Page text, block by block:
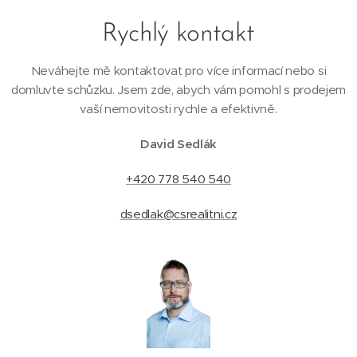
Rychlý kontakt
Neváhejte mě kontaktovat pro více informací nebo si
domluvte schůzku. Jsem zde, abych vám pomohl s prodejem
vaší nemovitosti rychle a efektivně.
David Sedlák
+420 778 540 540
dsedlak@csrealitni.cz